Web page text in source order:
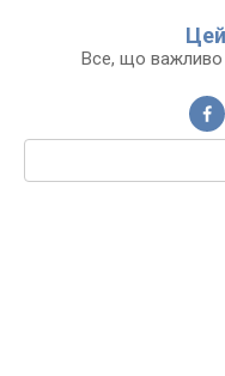
Все, що важливо
Пошук: